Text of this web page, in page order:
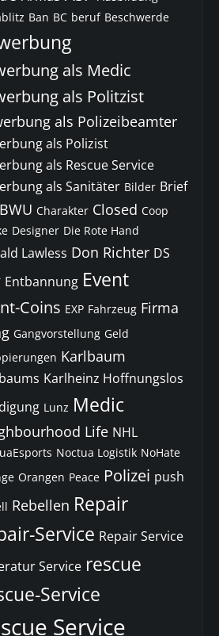
Ban BC beruf Beschwerde
als Medic
als Politzist
als Polizeibeamter
als Polizist
als Rescue Service
als Sanitäter Bilder Brief
BWU Charakter Closed Coop
Designer Die Rote Hand
Lawless Don Richter DS
Entbannung Event
Coins EXP Fahrzeug Firma
Gangvorstellung Geld
Karlbaum
Karlheinz Hoffnungslos
Lunz Medic
Life NHL
Noctua Logistik NoHate
Orangen Peace Polizei push
Rebellen Repair
Service Repair Service
Service rescue
Service
Service